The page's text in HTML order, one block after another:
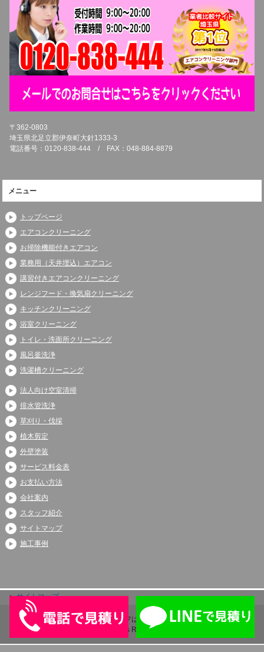
〒362-0803
埼玉県北足立郡伊奈町大針1333-3
電話番号：0120-838-444 / FAX：048-884-8879
メニュー
トップページ
エアコンクリーニング
お掃除機能付きエアコン
業務用（天井埋込）エアコン
講習付きエアコンクリーニング
レンジフード・換気扇クリーニング
キッチンクリーニング
浴室クリーニング
トイレ・洗面所クリーニング
風呂釜洗浄
洗濯槽クリーニング
法人向け空室清掃
排水管洗浄
草刈り・伐採
植木剪定
外壁塗装
サービス料金表
お支払い方法
会社案内
スタッフ紹介
サイトマップ
施工事例
サイトマップ
Copyright (C) 2026 アシストライフは伊奈町、上尾市、蓮田市で大人気
All Rights Reserved.